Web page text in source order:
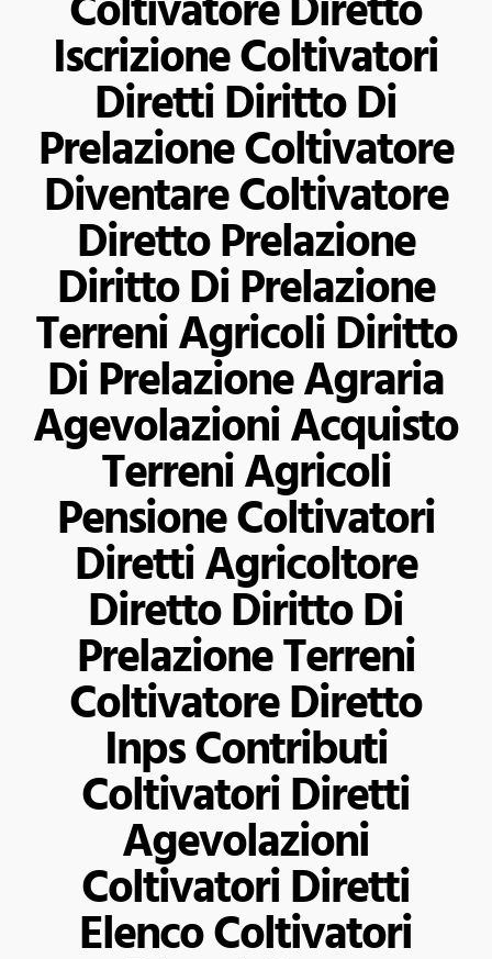
Iscrizione Coltivatori
Diretti Diritto Di
Prelazione Coltivatore
Diventare Coltivatore
Diretto Prelazione
Diritto Di Prelazione
Terreni Agricoli Diritto
Di Prelazione Agraria
Agevolazioni Acquisto
Terreni Agricoli
Pensione Coltivatori
Diretti Agricoltore
Diretto Diritto Di
Prelazione Terreni
Coltivatore Diretto
Inps Contributi
Coltivatori Diretti
Agevolazioni
Coltivatori Diretti
Elenco Coltivatori